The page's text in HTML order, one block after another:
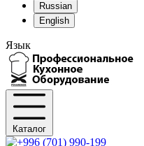
Russian
English
Язык
Каталог